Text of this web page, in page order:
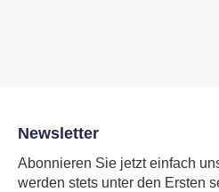
Newsletter
Abonnieren Sie jetzt einfach
werden stets unter den Ersten